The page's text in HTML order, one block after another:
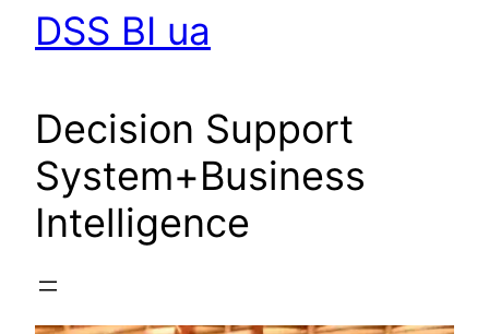
DSS BI ua
Decision Support
System+Business
Intelligence